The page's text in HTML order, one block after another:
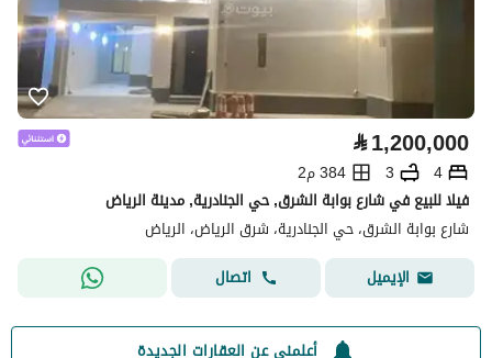
⃁1,200,000
4
3
384 م2
فيلا للبيع في شارع بوابة الشرق, حي الجنادرية, مدينة الرياض
شارع بوابة الشرق، حي الجنادرية، شرق الرياض، الرياض
الإيميل
اتصال
أعلمني عن العقارات الجديدة